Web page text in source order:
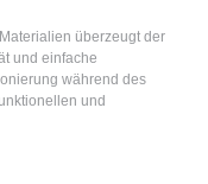
überzeugt der
und einfache
während des
und